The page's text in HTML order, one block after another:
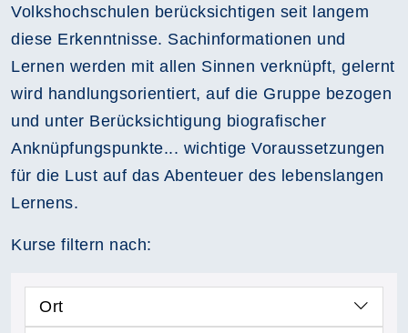
Volkshochschulen berücksichtigen seit langem
diese Erkenntnisse. Sachinformationen und
Lernen werden mit allen Sinnen verknüpft, gelernt
wird handlungsorientiert, auf die Gruppe bezogen
und unter Berücksichtigung biografischer
Anknüpfungspunkte... wichtige Voraussetzungen
für die Lust auf das Abenteuer des lebenslangen
Lernens.
Kurse filtern nach:
Ort